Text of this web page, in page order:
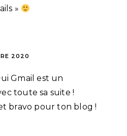
»
2020
Gmail est un
toute sa suite !
bravo pour ton blog !